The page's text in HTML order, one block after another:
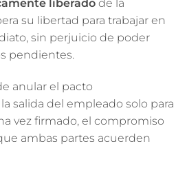
liberadode la
su libertad para trabajar en
sin perjuicio de poder
pendientes.
anular el pacto
salida del empleado solo para
vez firmado, el compromiso
ambas partes acuerden